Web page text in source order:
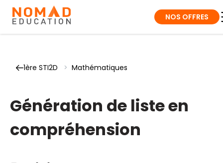
NOS OFFRES
1ère STI2D > Mathématiques
Génération de liste en
compréhension